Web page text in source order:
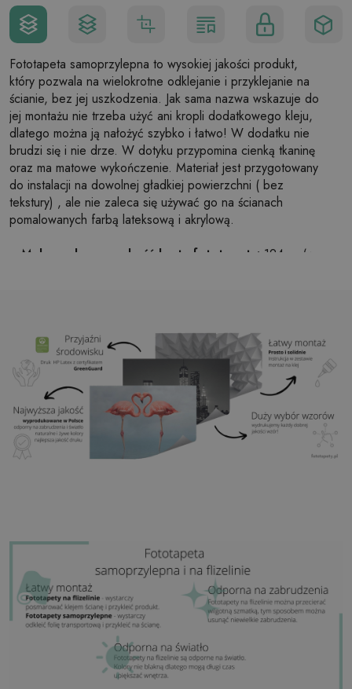
Fototapeta samoprzylepna to wysokiej jakości produkt,
który pozwala na wielokrotne odklejanie i przyklejanie na
ścianie, bez jej uszkodzenia. Jak sama nazwa wskazuje do
jej montażu nie trzeba użyć ani kropli dodatkowego kleju,
dlatego można ją nałożyć szybko i łatwo! W dodatku nie
brudzi się i nie drze. W dotyku przypomina cienką tkaninę
oraz ma matowe wykończenie. Materiał jest przygotowany
do instalacji na dowolnej gładkiej powierzchni ( bez
tekstury) , ale nie zaleca się używać go na ścianach
pomalowanych farbą lateksową i akrylową.
Maksymalna szerokość brytu fototapety: 124cm (w
Klej:Niepotrzebny
Zastosowanie:
Salon, sypialnia, pomieszczenia
biurowe, przedpokój i wiele innych